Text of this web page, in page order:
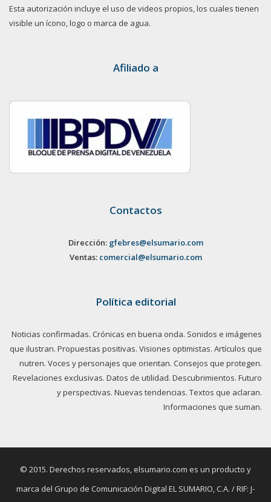
Esta autorización incluye el uso de videos propios, los cuales tienen
visible un ícono, logo o marca de agua.
Afiliado a
Contactos
Dirección: gfebres@elsumario.com
Ventas: comercial@elsumario.com
Política editorial
Noticias confirmadas. Crónicas en buena onda. Sonidos e imágenes
que ilustran. Propuestas positivas. Visiones optimistas. Artículos que
nutren. Voces y personajes que orientan. Consejos que protegen.
Revelaciones exclusivas. Datos de utilidad. Descubrimientos. Futuro
y perspectivas. Nuevas tendencias. Textos que aclaran.
Informaciones que suman.
© 2015. Derechos reservados, elsumario.com es un producto y
marca del Grupo de Comunicación Digital EL SUMARIO, C.A. / RIF: J-